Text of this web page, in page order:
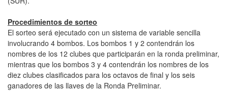
Procedimientos de sorteo
El sorteo será ejecutado con un sistema de variable sencilla
involucrando 4 bombos. Los bombos 1 y 2 contendrán los
nombres de los 12 clubes que participarán en la ronda preliminar,
mientras que los bombos 3 y 4 contendrán los nombres de los
diez clubes clasificados para los octavos de final y los seis
ganadores de las llaves de la Ronda Preliminar.